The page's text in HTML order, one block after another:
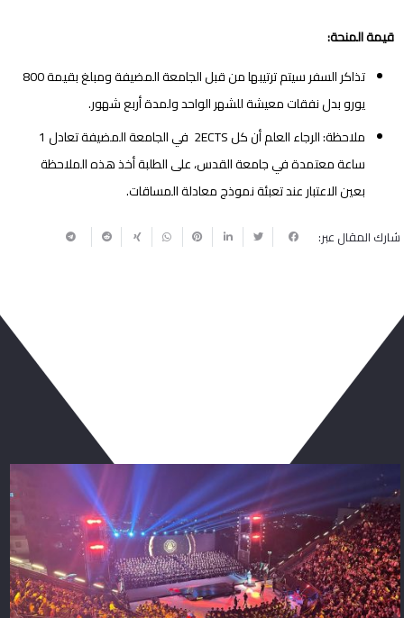
قيمة المنحة:
تذاكر السفر سيتم ترتيبها من قبل الجامعة المضيفة ومبلغ بقيمة 800
يورو بدل نفقات معيشة للشهر الواحد ولمدة أربع شهور.
ملاحظة: الرجاء العلم أن كل 2ECTS في الجامعة المضيفة تعادل 1
ساعة معتمدة في جامعة القدس، على الطلبة أخذ هذه الملاحظة
بعين الاعتبار عند تعبئة نموذج معادلة المساقات.
شارك المقال عبر: